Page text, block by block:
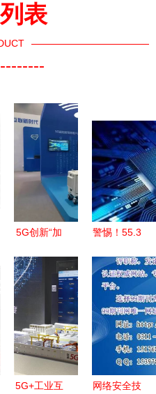
表
5G创新“加
移动精彩亮
相2018北
京科技周网
络技术服务
警惕！55.3
息流入黑
市，每个人
都是隐形受
害者
5G+工业互
网络安全技